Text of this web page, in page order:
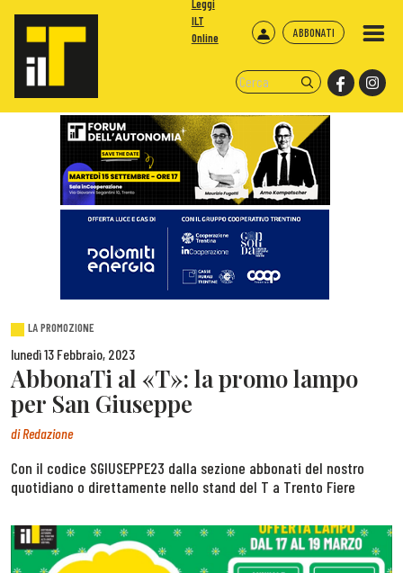
ABBONATI
Leggi
ILT
Online
LA PROMOZIONE
lunedì 13 Febbraio, 2023
AbbonaTi al «T»: la promo lampo
per San Giuseppe
diRedazione
Con il codice SGIUSEPPE23 dalla sezione abbonati del nostro
quotidiano o direttamente nello stand del T a Trento Fiere